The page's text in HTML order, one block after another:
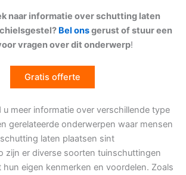
naar informatie over schutting laten
Bel onsgerust of stuur een
vragen over dit onderwerp!
Gratis offerte
u meer informatie over verschillende type
gerelateerde onderwerpen waar mensen
laten plaatsen sint
zijn er diverse soorten tuinschuttingen
hun eigen kenmerken en voordelen. Zoals